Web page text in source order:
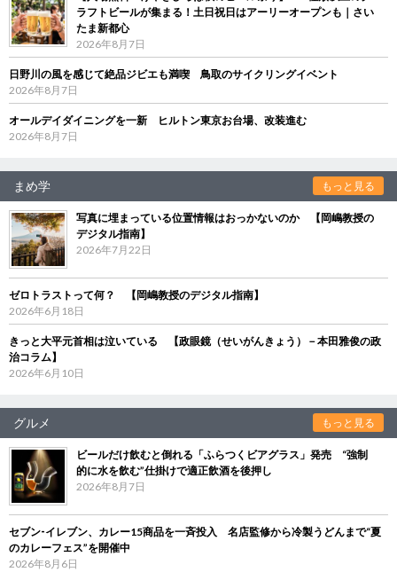
ラフトビールが集まる！土日祝日はアーリーオープンも｜さい
たま新都心
2026年8月7日
日野川の風を感じて絶品ジビエも満喫 鳥取のサイクリングイベント
2026年8月7日
オールデイダイニングを一新 ヒルトン東京お台場、改装進む
2026年8月7日
まめ学 もっと見る
写真に埋まっている位置情報はおっかないのか 【岡嶋教授の
デジタル指南】
2026年7月22日
ゼロトラストって何？ 【岡嶋教授のデジタル指南】
2026年6月18日
きっと大平元首相は泣いている 【政眼鏡（せいがんきょう）－本田雅俊の政
治コラム】
2026年6月10日
グルメ もっと見る
ビールだけ飲むと倒れる「ふらつくビアグラス」発売 “強制
的に水を飲む”仕掛けで適正飲酒を後押し
2026年8月7日
セブン‐イレブン、カレー15商品を一斉投入 名店監修から冷製うどんまで“夏
のカレーフェス”を開催中
2026年8月6日